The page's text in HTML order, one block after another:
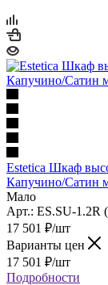
Estetica Шкаф
Капучино/Сатин
Мало
Арт.: ES.SU-1.2R
17 501 ₽/шт
Варианты цен
17 501 ₽/шт
Подробности